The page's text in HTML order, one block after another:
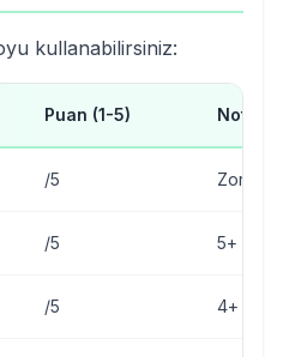
kullanabilirsiniz:
Puan (1-5) Notlar
/5 Zorunlu
/5 5+ yıl
/5 4+ yıldız